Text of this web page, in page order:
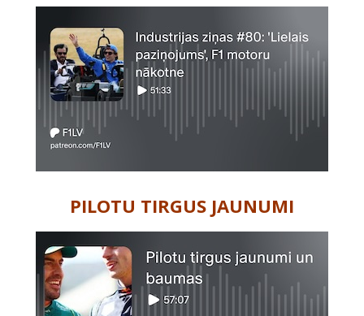
PILOTU TIRGUS JAUNUMI